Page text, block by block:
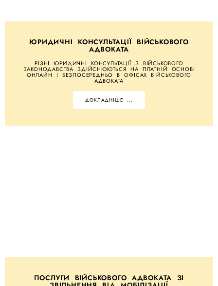
ЮРИДИЧНІ КОНСУЛЬТАЦІЇ ВІЙСЬКОВОГО
АДВОКАТА
РІЗНІ ЮРИДИЧНІ КОНСУЛЬТАЦІЇ З ВІЙСЬКОВОГО
ЗАКОНОДАВСТВА ЗДІЙСНЮЮТЬСЯ НА ПЛАТНІЙ ОСНОВІ
ОНЛАЙН І БЕЗПОСЕРЕДНЬО В ОФІСАХ ВІЙСЬКОВОГО
АДВОКАТА
ДОКЛАДНІШЕ ...
ПОСЛУГИ ВІЙСЬКОВОГО АДВОКАТА ЗІ